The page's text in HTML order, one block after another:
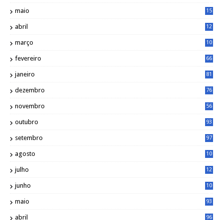
maio
15
abril
12
março
10
fevereiro 66
janeiro 81
dezembro 76
novembro 56
outubro 93
setembro 97
agosto
10
julho
12
junho
10
maio 93
abril 96